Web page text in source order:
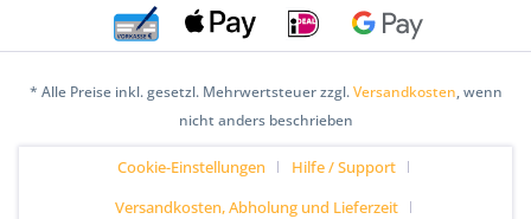
* Alle Preise inkl. gesetzl. Mehrwertsteuer zzgl.Versandkosten, wenn
nicht anders beschrieben
Cookie-Einstellungen
Hilfe / Support
Versandkosten, Abholung und Lieferzeit